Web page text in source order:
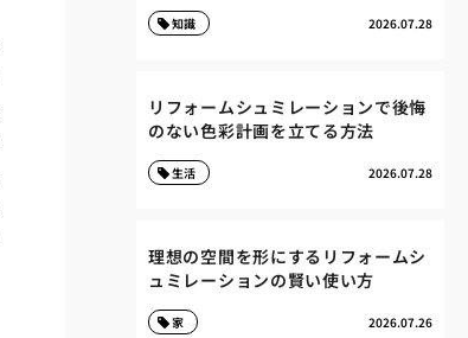
2026.07.28
知識
リフォームシュミレーションで後悔
のない色彩計画を立てる方法
2026.07.28
生活
理想の空間を形にするリフォームシ
ュミレーションの賢い使い方
2026.07.26
家